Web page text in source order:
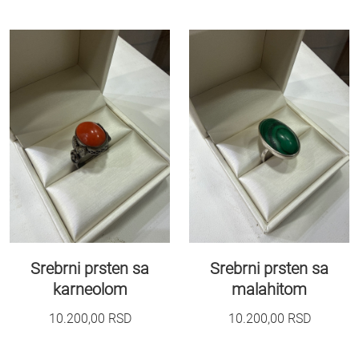
Srebrni prsten sa
karneolom
10.200,00 RSD
Srebrni prsten sa
malahitom
10.200,00 RSD